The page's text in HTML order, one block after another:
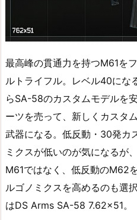
最高峰の貫通力を持つM61を
ルトライフル。レベル40にな
らSA-58のカスタムモデルを
ーツを売って、新しくカスタ
武器になる。低反動・30発カ
ミクスが低いのが気になるが
M61ではなく、低反動のM62
ルゴノミクスを高めるのも選
はDS Arms SA-58 7.62×51。